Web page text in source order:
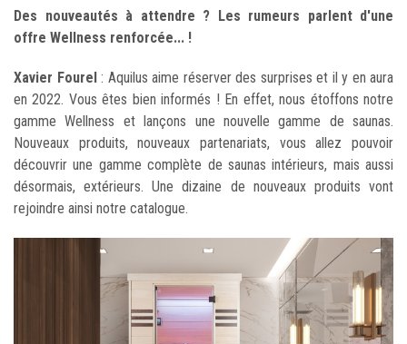
Des nouveautés à attendre ? Les rumeurs parlent d'une
offre Wellness renforcée... !
Xavier Fourel : Aquilus aime réserver des surprises et il y en aura
en 2022. Vous êtes bien informés ! En effet, nous étoffons notre
gamme Wellness et lançons une nouvelle gamme de saunas.
Nouveaux produits, nouveaux partenariats, vous allez pouvoir
découvrir une gamme complète de saunas intérieurs, mais aussi
désormais, extérieurs. Une dizaine de nouveaux produits vont
rejoindre ainsi notre catalogue.